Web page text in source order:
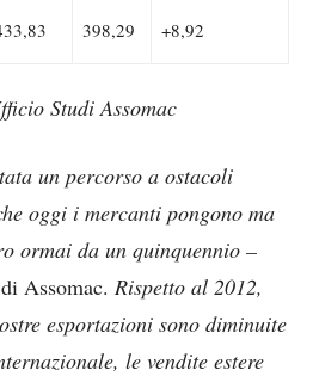
398,29 +8,92
Studi Assomac
un percorso a ostacoli
oggi i mercanti pongono ma
ormai da un quinquennio –
Assomac. Rispetto al 2012,
esportazioni sono diminuite
le vendite estere